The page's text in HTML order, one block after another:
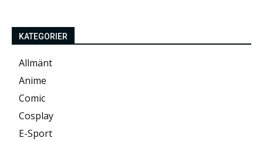
KATEGORIER
Allmänt
Anime
Comic
Cosplay
E-Sport